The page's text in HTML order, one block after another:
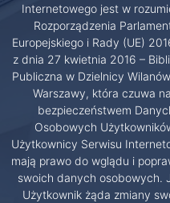
Internetowego jest w
Rozporządzenia
Europejskiego i Rady (UE)
z dnia 27 kwietnia 2016 –
Publiczna w Dzielnicy
Warszawy, która czuwa
bezpieczeństwem
Osobowych
Użytkownicy Serwisu
mają prawo do wglądu i
swoich danych osobowych.
Użytkownik żąda zmiany